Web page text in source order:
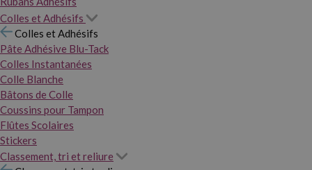
Colles et Adhésifs
Colles et Adhésifs
Pâte Adhésive Blu-Tack
Colles Instantanées
Colle Blanche
Bâtons de Colle
Coussins pour Tampon
Flûtes Scolaires
Stickers
Classement, tri et reliure